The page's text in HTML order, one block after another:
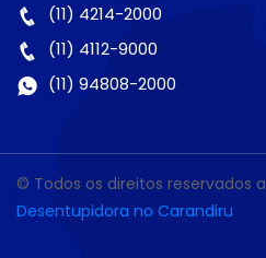
(11) 4214-2000
(11) 4112-9000
(11) 94808-2000
© Todos os direitos reservados a
Desentupidora no Carandiru